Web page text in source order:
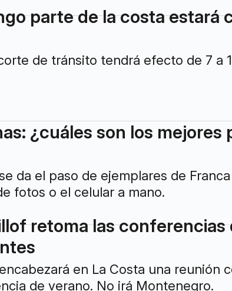
parte de la costa estará
de tránsito tendrá efecto de 7 a
¿cuáles son los
da el paso de ejemplares de
fotos o el celular a mano.
retoma las conferencias
en La Costa una reunión
de verano. No irá Montenegro.